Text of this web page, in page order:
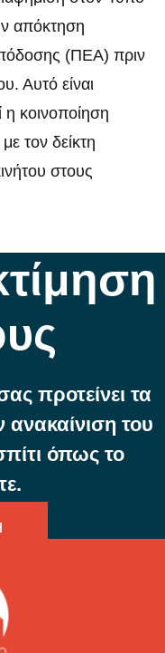
απόκτηση
(ΠΕΑ) πριν
Αυτό είναι
η κοινοποίηση
τον δείκτη
στους
προτείνει τα
ανακαίνιση του
όπως το